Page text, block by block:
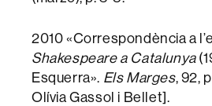
2010 «Correspondència a
Shakespeare a Catalunya
Esquerra». Els Marges, 92,
Olívia Gassol i Bellet].